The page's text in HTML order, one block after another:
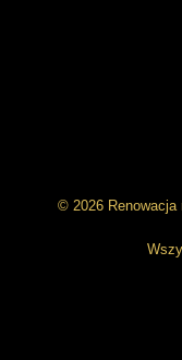
© 2026 Renowacja